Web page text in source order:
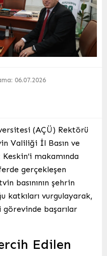
06.07.2026
(AÇÜ) Rektörü
Valiliği İl Basın ve
makamında
gerçekleşen
basınının şehrin
katkıları vurgulayarak,
görevinde başarılar
Edilen